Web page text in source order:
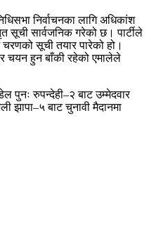
निर्वाचनका लागि अधिकांश
सूची सार्वजनिक गरेको छ। पार्टीले
चरणको सूची तयार पारेको हो।
चयन हुन बाँकी रहेको एमालेले
पुनः रुपन्देही–२ बाट उम्मेदवार
झापा–५ बाट चुनावी मैदानमा